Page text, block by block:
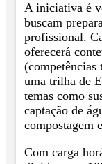
A iniciativa é
buscam
profissional.
oferecerá
(competências
uma trilha de
temas como
captação de
compostagem
Com carga